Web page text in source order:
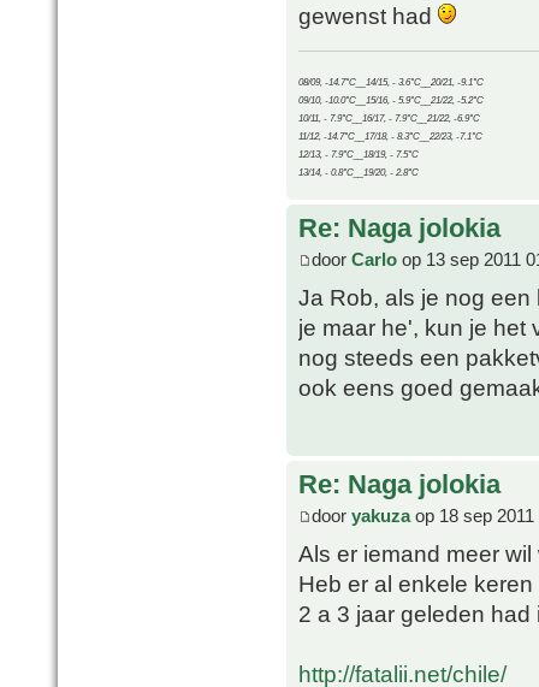
gewenst had
08/09, -14.7°C__14/15, - 3.6°C__20/21, -9.1°C
09/10, -10.0°C__15/16, - 5.9°C__21/22, -5.2°C
10/11, - 7.9°C__16/17, - 7.9°C__21/22, -6.9°C
11/12, -14.7°C__17/18, - 8.3°C__22/23, -7.1°C
12/13, - 7.9°C__18/19, - 7.5°C
13/14, - 0.8°C__19/20, - 2.8°C
Re: Naga jolokia
door Carlo op 13 sep 2011
Ja Rob, als je nog
je maar he', kun je het
nog steeds een
ook eens goed
Re: Naga jolokia
door yakuzaop 18 sep 2011
Als er iemand meer
Heb er al enkele
2 a 3 jaar geleden
http://fatalii.net/chile/